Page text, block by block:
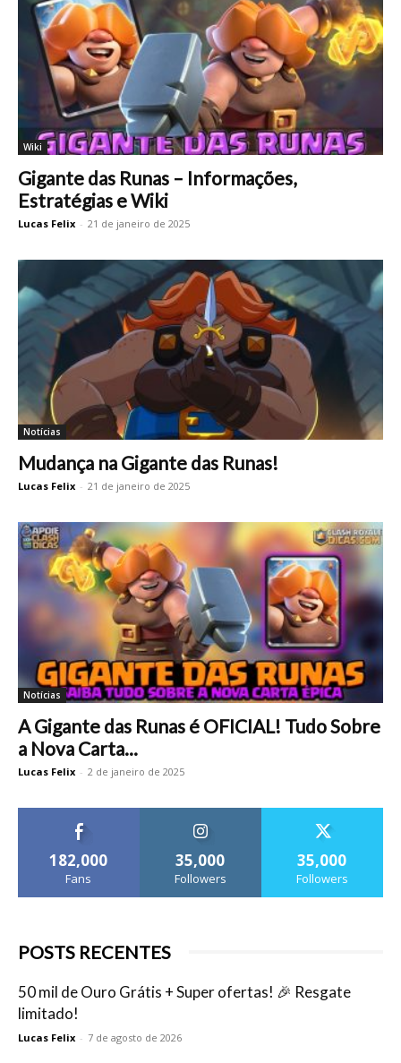
Wiki
Gigante das Runas – Informações,
Estratégias e Wiki
Lucas Felix - 21 de janeiro de 2025
Notícias
Mudança na Gigante das Runas!
Lucas Felix - 21 de janeiro de 2025
Notícias
A Gigante das Runas é OFICIAL! Tudo Sobre
a Nova Carta...
Lucas Felix - 2 de janeiro de 2025
182,000
Fans
35,000
Followers
35,000
Followers
POSTS RECENTES
50 mil de Ouro Grátis + Super ofertas! 🎉 Resgate
limitado!
Lucas Felix - 7 de agosto de 2026